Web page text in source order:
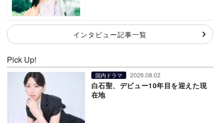
インタビュー記事一覧
Pick Up!
国内ドラマ 2026.08.02
白石聖、デビュー10年目を迎えた現
在地